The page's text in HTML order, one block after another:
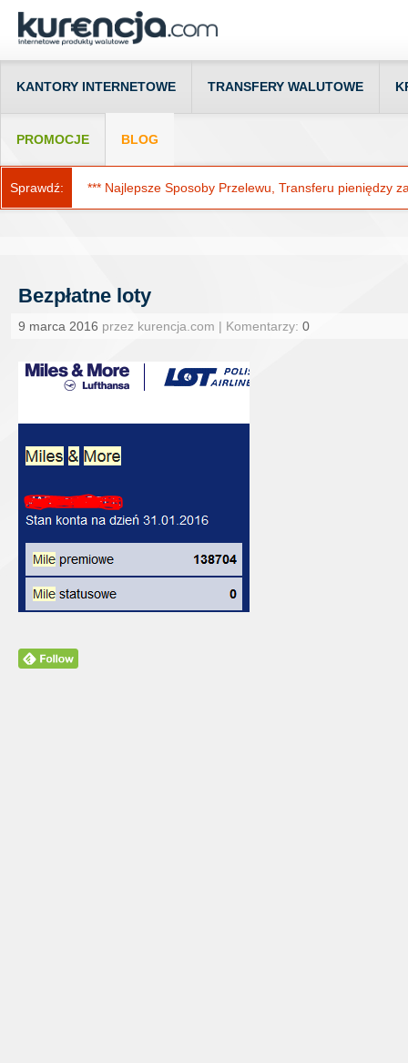
KANTORY INTERNETOWE TRANSFERY WALUTOWE
PROMOCJE BLOG
Sprawdź: *** Najlepsze Sposoby Przelewu, Transferu pieniędzy
Bezpłatne loty
9 marca 2016 przez kurencja.com | Komentarzy: 0